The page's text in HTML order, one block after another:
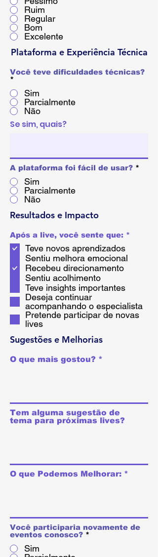
Ruim
Regular
Bom
Excelente
Plataforma e Experiência Técnica
Você teve dificuldades técnicas?
*
Sim
Parcialmente
Não
Se sim, quais?
A plataforma foi fácil de usar? *
Sim
Parcialmente
Não
Resultados e Impacto
Após a live, você sente que: *
i
o
Teve novos aprendizados
Sentiu melhora emocional
Recebeu direcionamento
Sentiu acolhimento
Teve insights importantes
Deseja continuar
acompanhando o especialista
Pretende participar de novas
lives
Sugestões e Melhorias
O que mais gostou?
Tem alguma sugestão de
tema para próximas lives?
O que Podemos Melhorar:
Você participaria novamente de
eventos conosco? *
Sim